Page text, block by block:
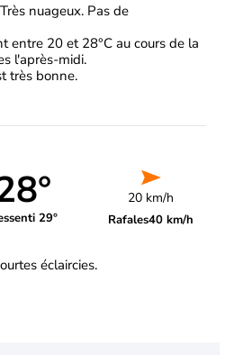
nuageux. Pas de
entre 20 et 28°C au cours de la
l'après-midi.
très bonne.
29°
20 km/h
Rafales40 km/h
éclaircies.